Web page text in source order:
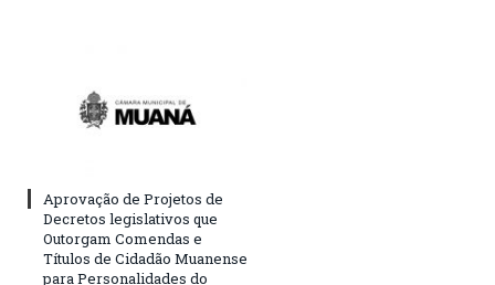
Aprovação de Projetos de
Decretos legislativos que
Outorgam Comendas e
Títulos de Cidadão Muanense
para Personalidades do